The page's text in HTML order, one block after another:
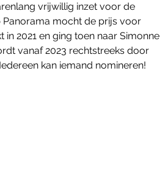
vrijwillig inzet voor de
Panorama mocht de prijs voor
2021 en ging toen naar Simonne
vanaf 2023 rechtstreeks door
kan iemand nomineren!